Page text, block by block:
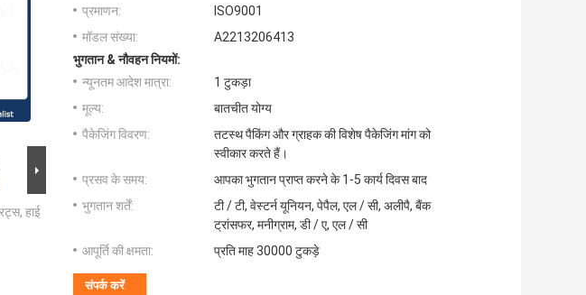
हाई
प्रमाणन:
ISO9001
मॉडल संख्या:
A2213206413
भुगतान & नौवहन नियमों:
न्यूनतम आदेश मात्रा:
1 टुकड़ा
मूल्य:
बातचीत योग्य
पैकेजिंग विवरण:
तटस्थ पैकिंग और ग्राहक की विशेष पैकेजिंग मांग को
स्वीकार करते हैं।
प्रसव के समय:
आपका भुगतान प्राप्त करने के 1-5 कार्य दिवस बाद
भुगतान शर्तें:
टी / टी, वेस्टर्न यूनियन, पेपैल, एल / सी, अलीपै, बैंक
ट्रांसफर, मनीग्राम, डी / ए, एल / सी
आपूर्ति की क्षमता:
प्रति माह 30000 टुकड़े
संपर्क करें